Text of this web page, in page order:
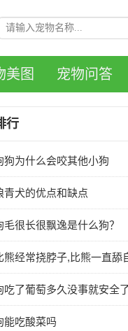
美图 宠物问答
行
狗为什么会咬其他小狗
青犬的优点和缺点
毛很长很飘逸是什么狗？
熊经常挠脖子,比熊一直舔
腿怎么回事
吃了葡萄多久没事就安全了
能吃酸菜吗